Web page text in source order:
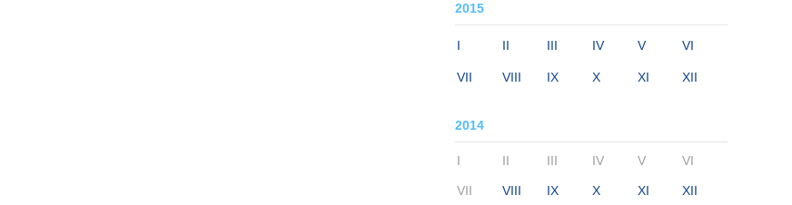
2015
I II III IV V VI
VII VIII IX X XI XII
2014
I II III IV V VI
VII VIII IX X XI XII